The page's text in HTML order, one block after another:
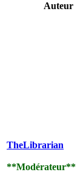
Auteur
TheLibrarian
**Modérateur**